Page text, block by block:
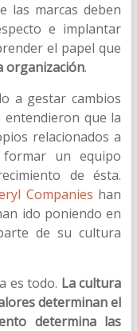
las marcas deben
e implantar
el papel que
organización.
a gestar cambios
que la
relacionados a
un equipo
de ésta.
Companies han
ido poniendo en
de su cultura
es todo. La cultura
determinan el
determina las